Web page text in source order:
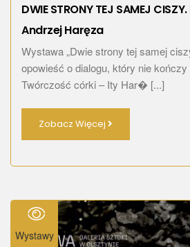
DWIE STRONY TEJ SAMEJ
Andrzej Haręza
Wystawa „Dwie strony tej samej
opowieść o dialogu, który nie
Twórczość córki – Ity Har� [...]
Zobacz Więcej
Wystawy